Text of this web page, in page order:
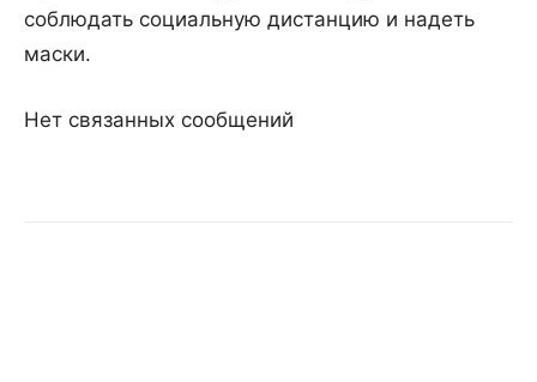
соблюдать социальную дистанцию и надеть
маски.
Нет связанных сообщений